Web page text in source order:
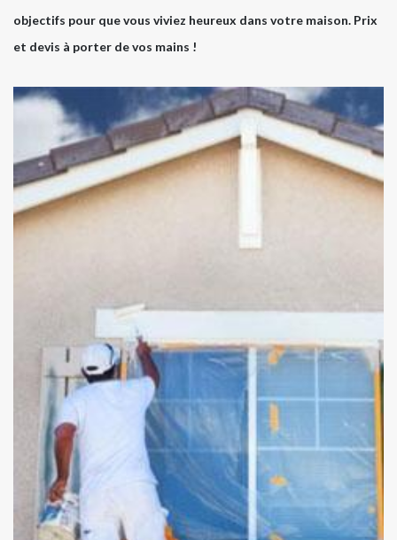
objectifs pour que vous viviez heureux dans votre maison. Prix
et devis à porter de vos mains !